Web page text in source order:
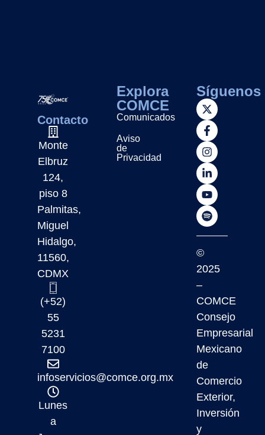
Contacto
Monte
Elbruz
124,
piso 8
Palmitas,
Miguel
Hidalgo,
11560,
CDMX
(+52)
55
5231
7100
infoservicios@comce.org.mx
Lunes
a
Explora
COMCE
Comunicados
Aviso
de
Privacidad
Síguenos
©
2025
–
COMCE
Consejo
Empresarial
Mexicano
de
Comercio
Exterior,
Inversión
y